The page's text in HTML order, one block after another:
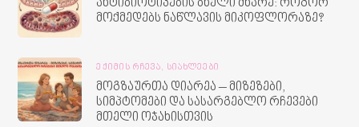
ანტიბიოტიკების ბნელი მხარე: როგორ
მოქმედებს ნაწლავის მიკოფლორაზე?
ᲔᲥᲘᲛᲘᲡ ᲠᲩᲔᲕᲐ, ᲡᲘᲐᲮᲚᲔᲔᲑᲘ
მოგზაურთა დიარეა – მიზეზები,
სიმპტომები და სასარგებლო რჩევები
მთელი ოჯახისთვის